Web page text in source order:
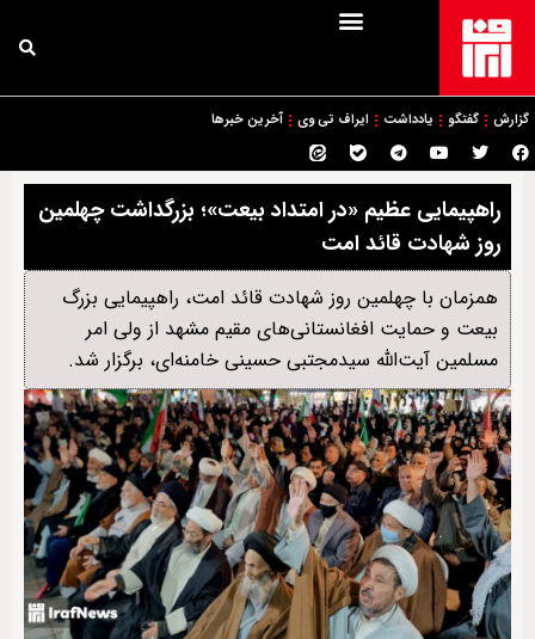
گزارش گفتگو یادداشت ایراف تی وی آخرین خبرها
راهپیمایی عظیم «در امتداد بیعت»؛ بزرگداشت چهلمین
روز شهادت قائد امت
همزمان با چهلمین روز شهادت قائد امت، راهپیمایی بزرگ
بیعت و حمایت افغانستانی‌های مقیم مشهد از ولی امر
مسلمین آیت‌الله سیدمجتبی حسینی خامنه‌ای، برگزار شد.